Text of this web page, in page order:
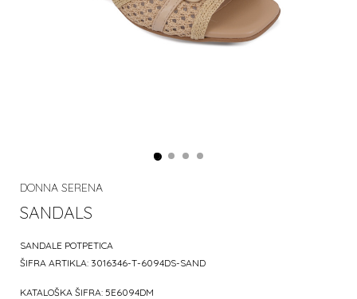
DONNA SERENA
SANDALS
SANDALE POTPETICA
ŠIFRA ARTIKLA: 3016346-T-6094DS-SAND
KATALOŠKA ŠIFRA: 5E6094DM